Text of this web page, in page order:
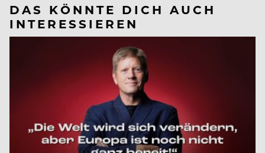
DAS KÖNNTE DICH AUCH
INTERESSIEREN